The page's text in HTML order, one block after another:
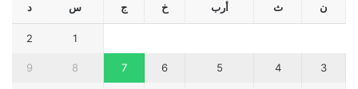
ن ث أرب خ ج س د
1
2
3
4
5
6
7
8
9